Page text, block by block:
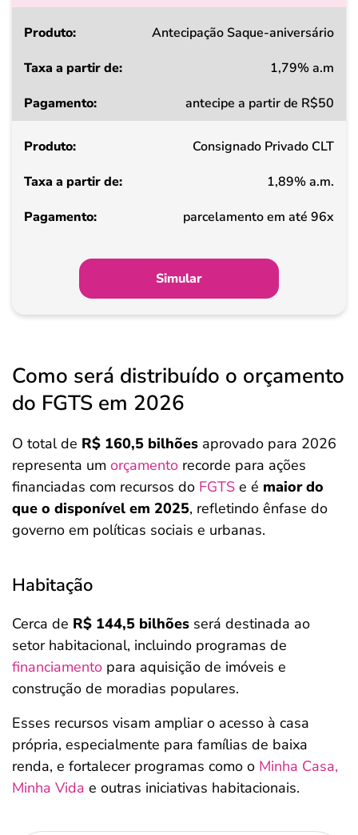
Produto
a
de
Pagamento
Antecipação Saque-aniversário
1,79% a.m
antecipe a partir de R$50
Consignado Privado CLT
1,89% a.m.
parcelamento em até 96x
Simular
Como será distribuído o orçamento
do FGTS em 2026
O total de R$ 160,5 bilhões aprovado para 2026
representa um orçamento recorde para ações
financiadas com recursos do FGTS e é maior do
que o disponível em 2025, refletindo ênfase do
governo em políticas sociais e urbanas.
Habitação
Cerca de R$ 144,5 bilhões será destinada ao
setor habitacional, incluindo programas de
financiamento para aquisição de imóveis e
construção de moradias populares.
Esses recursos visam ampliar o acesso à casa
própria, especialmente para famílias de baixa
renda, e fortalecer programas como o Minha Casa,
Minha Vida e outras iniciativas habitacionais.